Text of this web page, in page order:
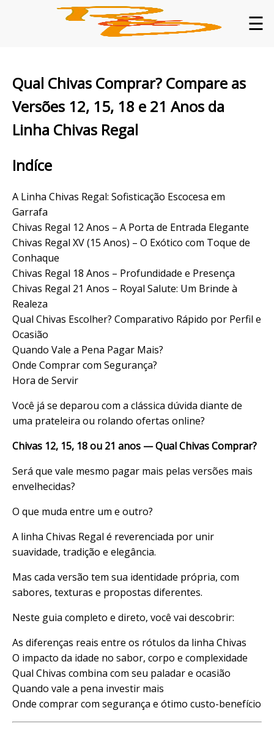
☰
Qual Chivas Comprar? Compare as
Versões 12, 15, 18 e 21 Anos da
Linha Chivas Regal
Indíce
A Linha Chivas Regal: Sofisticação Escocesa em
Garrafa
Chivas Regal 12 Anos – A Porta de Entrada Elegante
Chivas Regal XV (15 Anos) – O Exótico com Toque de
Conhaque
Chivas Regal 18 Anos – Profundidade e Presença
Chivas Regal 21 Anos – Royal Salute: Um Brinde à
Realeza
Qual Chivas Escolher? Comparativo Rápido por Perfil e
Ocasião
Quando Vale a Pena Pagar Mais?
Onde Comprar com Segurança?
Hora de Servir
Você já se deparou com a clássica dúvida diante de
uma prateleira ou rolando ofertas online?
Chivas 12, 15, 18 ou 21 anos — Qual Chivas Comprar?
Será que vale mesmo pagar mais pelas versões mais
envelhecidas?
O que muda entre um e outro?
A linha Chivas Regal é reverenciada por unir
suavidade, tradição e elegância.
Mas cada versão tem sua identidade própria, com
sabores, texturas e propostas diferentes.
Neste guia completo e direto, você vai descobrir:
As diferenças reais entre os rótulos da linha Chivas
O impacto da idade no sabor, corpo e complexidade
Qual Chivas combina com seu paladar e ocasião
Quando vale a pena investir mais
Onde comprar com segurança e ótimo custo-benefício